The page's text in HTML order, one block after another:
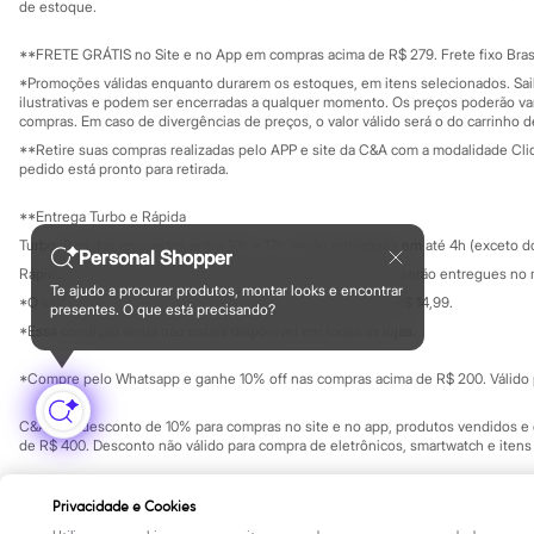
Yessica
Acessórios
Blusas
Calçados
Leggings
Shorts e Bermudas
Tops
Moda íntima
Cintas e Modeladores
Meias
Pijamas
Sutiãs e Tops
Moda praia
Maiôs
Saídas de praia
Personagens
Plus size
Blusas e Camisetas
Calças
Casacos e Jaquetas
Jeans
Personal Shopper
Te ajudo a procurar produtos, montar looks e encontrar
presentes. O que está precisando?
Investidores
Privacidade
Configuração de cookies
Minha privacidade
Educação
Formas de pagamento
de estoque.
**FRETE GRÁTIS no Site e no App em compras acima de R$ 279. Frete fixo
*Promoções válidas enquanto durarem os estoques, em itens selecionados.
ilustrativas e podem ser encerradas a qualquer momento. Os preços poderão
compras. Em caso de divergências de preços, o valor válido será o do carrinho
**Retire suas compras realizadas pelo APP e site da C&A com a modalidade
pedido está pronto para retirada.
**Entrega Turbo e Rápida
Turbo: Pedidos aprovados entre 10h e 17h, serão entregues em até 4h (exceto
Rápida: Pedidos com os pagamentos aprovados até as 10h, serão entregues
*O valor do frete para o turbo é R$ 24,99 e para a rápida é R$ 14,99.
*Essa condição ainda não estará disponível em todas as lojas.
*Compre pelo Whatsapp e ganhe 10% off nas compras acima de R$ 200.
C&A Pay: desconto de 10% para compras no site e no app, produtos vendidos
de R$ 400. Desconto não válido para compra de eletrônicos, smartwatch e
SP Cep: 06455-000 CNPJ 45.242.914/0001-05
Privacidade e Cookies